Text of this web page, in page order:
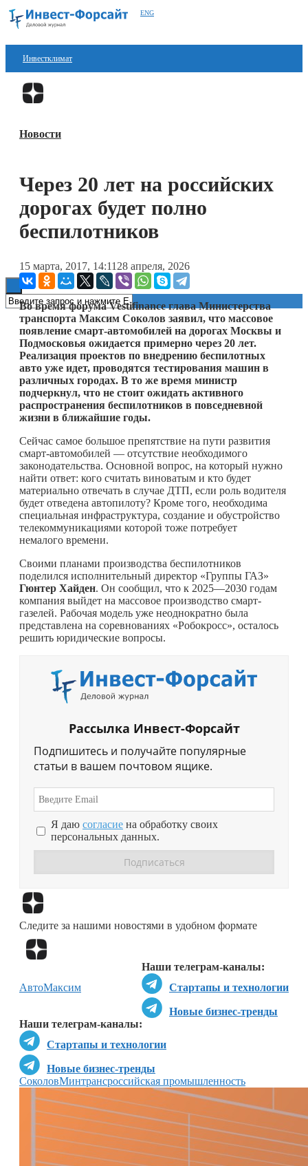
ENG
Инвестклимат
Финансы
Блокчейн
Технологии
ESG
Новости
Через 20 лет на российских
дорогах будет полно
беспилотников
15 марта, 2017, 14:11 28 апреля, 2026
Во время форума Vestifinance глава Министерства
транспорта Максим Соколов заявил, что массовое
появление смарт-автомобилей на дорогах Москвы и
Подмосковья ожидается примерно через 20 лет.
Реализация проектов по внедрению беспилотных
авто уже идет, проводятся тестирования машин в
различных городах. В то же время министр
подчеркнул, что не стоит ожидать активного
распространения беспилотников в повседневной
жизни в ближайшие годы.
Сейчас самое большое препятствие на пути развития
смарт-автомобилей — отсутствие необходимого
законодательства. Основной вопрос, на который нужно
найти ответ: кого считать виноватым и кто будет
материально отвечать в случае ДТП, если роль водителя
будет отведена автопилоту? Кроме того, необходима
специальная инфраструктура, создание и обустройство
телекоммуникациями которой тоже потребует
немалого времени.
Своими планами производства беспилотников
поделился исполнительный директор «Группы ГАЗ»
Гюнтер Хайден. Он сообщил, что к 2025—2030 годам
компания выйдет на массовое производство смарт-
газелей. Рабочая модель уже неоднократно была
представлена на соревнованиях «Робокросс», осталось
решить юридические вопросы.
Рассылка Инвест-Форсайт
Подпишитесь и получайте популярные
статьи в вашем почтовом ящике.
Я даю согласие на обработку своих
персональных данных.
Следите за нашими новостями в удобном формате
Наши телеграм-каналы:
Стартапы и технологии
Новые бизнес-тренды
Наши телеграм-каналы:
Стартапы и технологии
Новые бизнес-тренды
АвтоМаксим
СоколовМинтрансроссийская промышленность